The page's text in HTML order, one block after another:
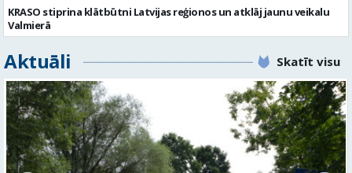
KRASO stiprina klātbūtni Latvijas reģionos un atklāj jaunu veikalu
Valmierā
Aktuāli Skatīt visu